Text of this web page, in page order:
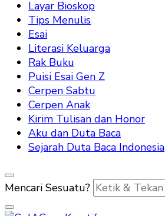
Layar Bioskop
Tips Menulis
Esai
Literasi Keluarga
Rak Buku
Puisi Esai Gen Z
Cerpen Sabtu
Cerpen Anak
Kirim Tulisan dan Honor
Aku dan Duta Baca
Sejarah Duta Baca Indonesia
Mencari Sesuatu?